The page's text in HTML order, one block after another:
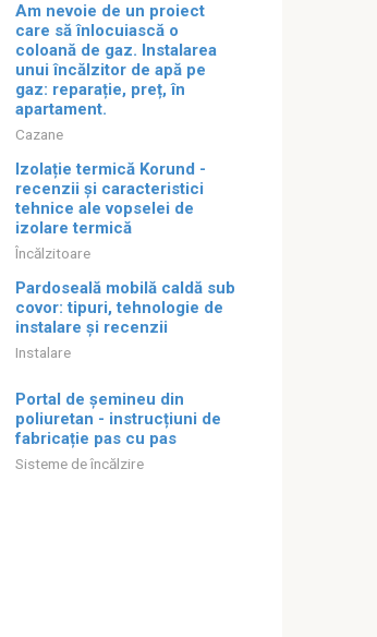
Am nevoie de un proiect
care să înlocuiască o
coloană de gaz. Instalarea
unui încălzitor de apă pe
gaz: reparație, preț, în
apartament.
Cazane
Izolație termică Korund -
recenzii și caracteristici
tehnice ale vopselei de
izolare termică
Încălzitoare
Pardoseală mobilă caldă sub
covor: tipuri, tehnologie de
instalare și recenzii
Instalare
Portal de șemineu din
poliuretan - instrucțiuni de
fabricație pas cu pas
Sisteme de încălzire